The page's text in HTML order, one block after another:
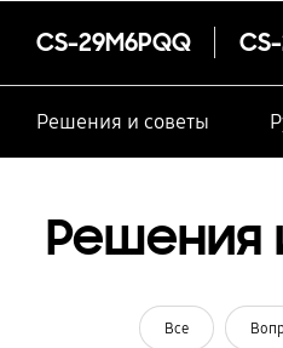
CS-29M6PQQ
Решения и советы
Решения
Все